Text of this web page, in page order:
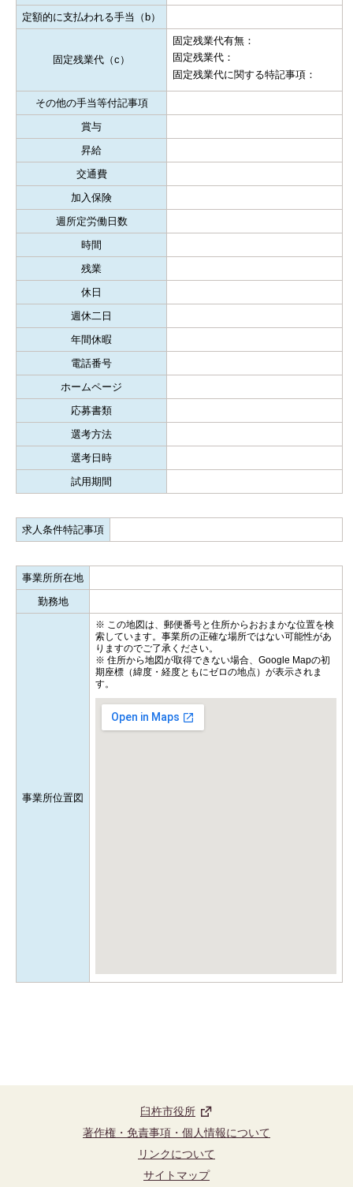
定額的に支払われる手当（b）
固定残業代（c）
固定残業代有無：
固定残業代：
固定残業代に関する特記事項：
その他の手当等付記事項
賞与
昇給
交通費
加入保険
週所定労働日数
時間
残業
休日
週休二日
年間休暇
電話番号
ホームページ
応募書類
選考方法
選考日時
試用期間
求人条件特記事項
事業所所在地
勤務地
事業所位置図
※ この地図は、郵便番号と住所からおおまかな位置を検
索しています。事業所の正確な場所ではない可能性があ
りますのでご了承ください。
※ 住所から地図が取得できない場合、Google Mapの初
期座標（緯度・経度ともにゼロの地点）が表示されま
す。
臼杵市役所
著作権・免責事項・個人情報について
リンクについて
サイトマップ